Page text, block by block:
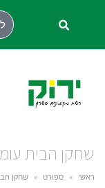
שחקן הבית
ראשי » ספורט » שחקן